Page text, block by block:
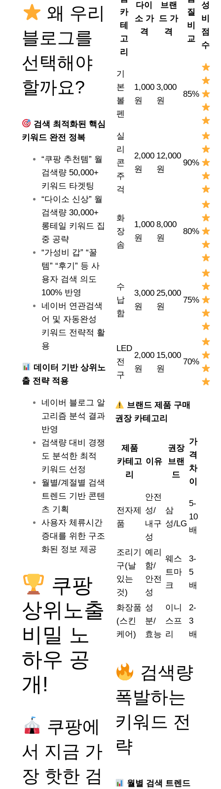
왜 우리
블로그를
선택해야
할까요?
검색 최적화된 핵심
키워드 완전 정복
“쿠팡 추천템” 월
검색량 50,000+
키워드 타겟팅
“다이소 신상” 월
검색량 30,000+
롱테일 키워드 집
중 공략
“가성비 갑” “꿀
템” “후기” 등 사
용자 검색 의도
100% 반영
네이버 연관검색
어 및 자동완성
키워드 전략적 활
용
데이터 기반 상위노
출 전략 적용
네이버 블로그 알
고리즘 분석 결과
반영
검색량 대비 경쟁
도 분석한 최적
키워드 선정
월별/계절별 검색
트렌드 기반 콘텐
츠 기획
사용자 체류시간
증대를 위한 구조
화된 정보 제공
쿠팡
상위노출
비밀 노
하우 공
개!
쿠팡에
서 지금 가
장 핫한 검
카
테
고
리
다이
소 가
격
브랜
드 가
격
질
비
교
성
비
점
수
기
본
볼
펜
1,000
원
3,000
원
85%
실
리
콘
주
걱
2,000
원
12,000
원
90%
화
장
솜
1,000
원
8,000
원
80%
수
납
함
3,000
원
25,000
원
75%
LED
전
구
2,000
원
15,000
원
70%
브랜드 제품 구매
권장 카테고리
제품
카테고
리
이유
권장
브랜
드
가
격
차
이
전자제
품
안전
성/
내구
성
삼
성/LG
5-
10
배
조리기
구(날
있는
것)
예리
함/
안전
성
웨스
트마
크
3-
5
배
화장품
(스킨
케어)
성
분/
효능
이니
스프
리
2-
3
배
검색량
폭발하는
키워드 전
략
월별 검색 트렌드